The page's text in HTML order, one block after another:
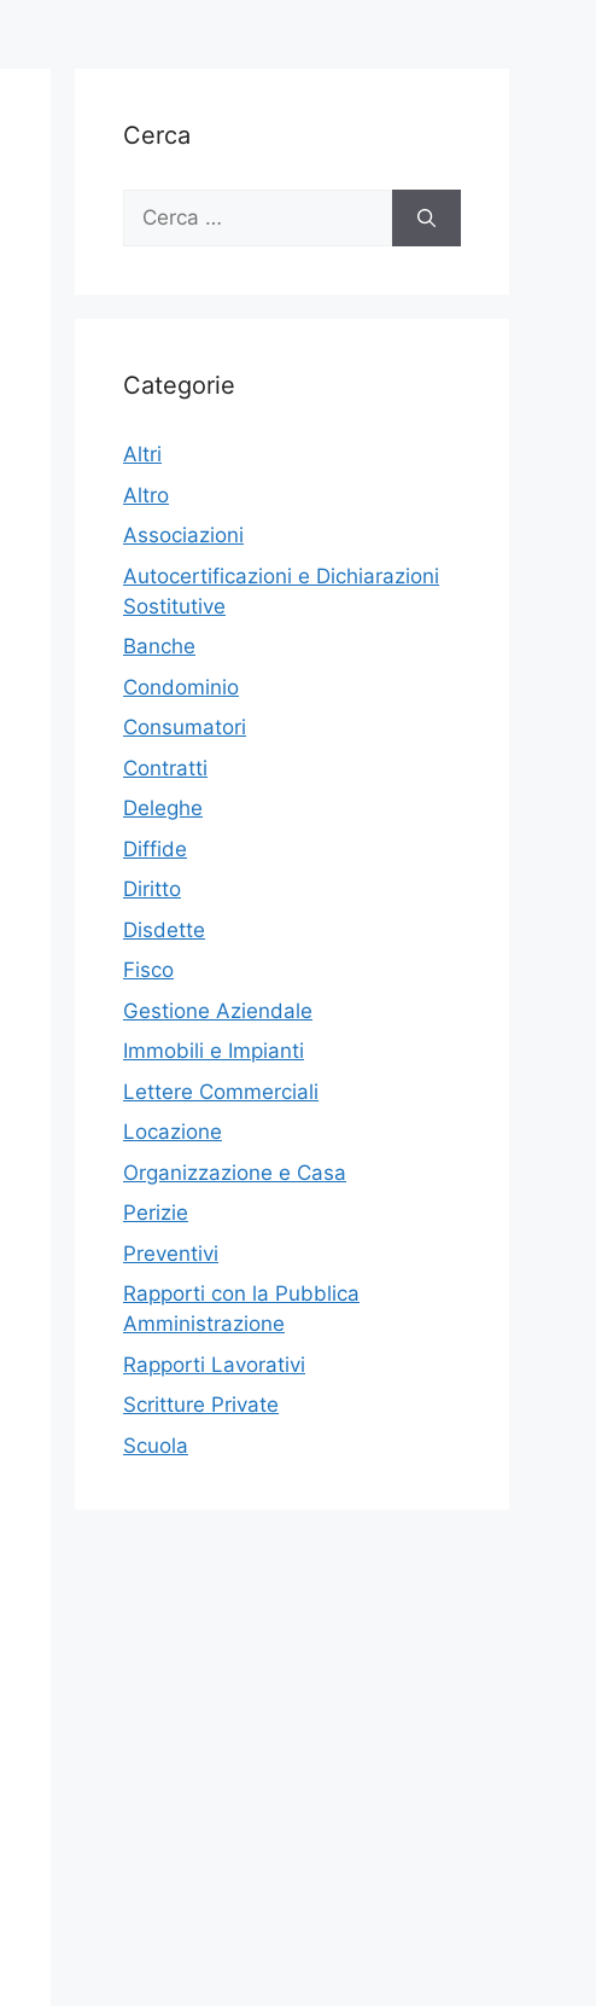
Cerca
Ricerca
Categorie
Altri
Altro
Associazioni
Autocertificazioni e Dichiarazioni
Sostitutive
Banche
Condominio
Consumatori
Contratti
Deleghe
Diffide
Diritto
Disdette
Fisco
Gestione Aziendale
Immobili e Impianti
Lettere Commerciali
Locazione
Organizzazione e Casa
Perizie
Preventivi
Rapporti con la Pubblica
Amministrazione
Rapporti Lavorativi
Scritture Private
Scuola